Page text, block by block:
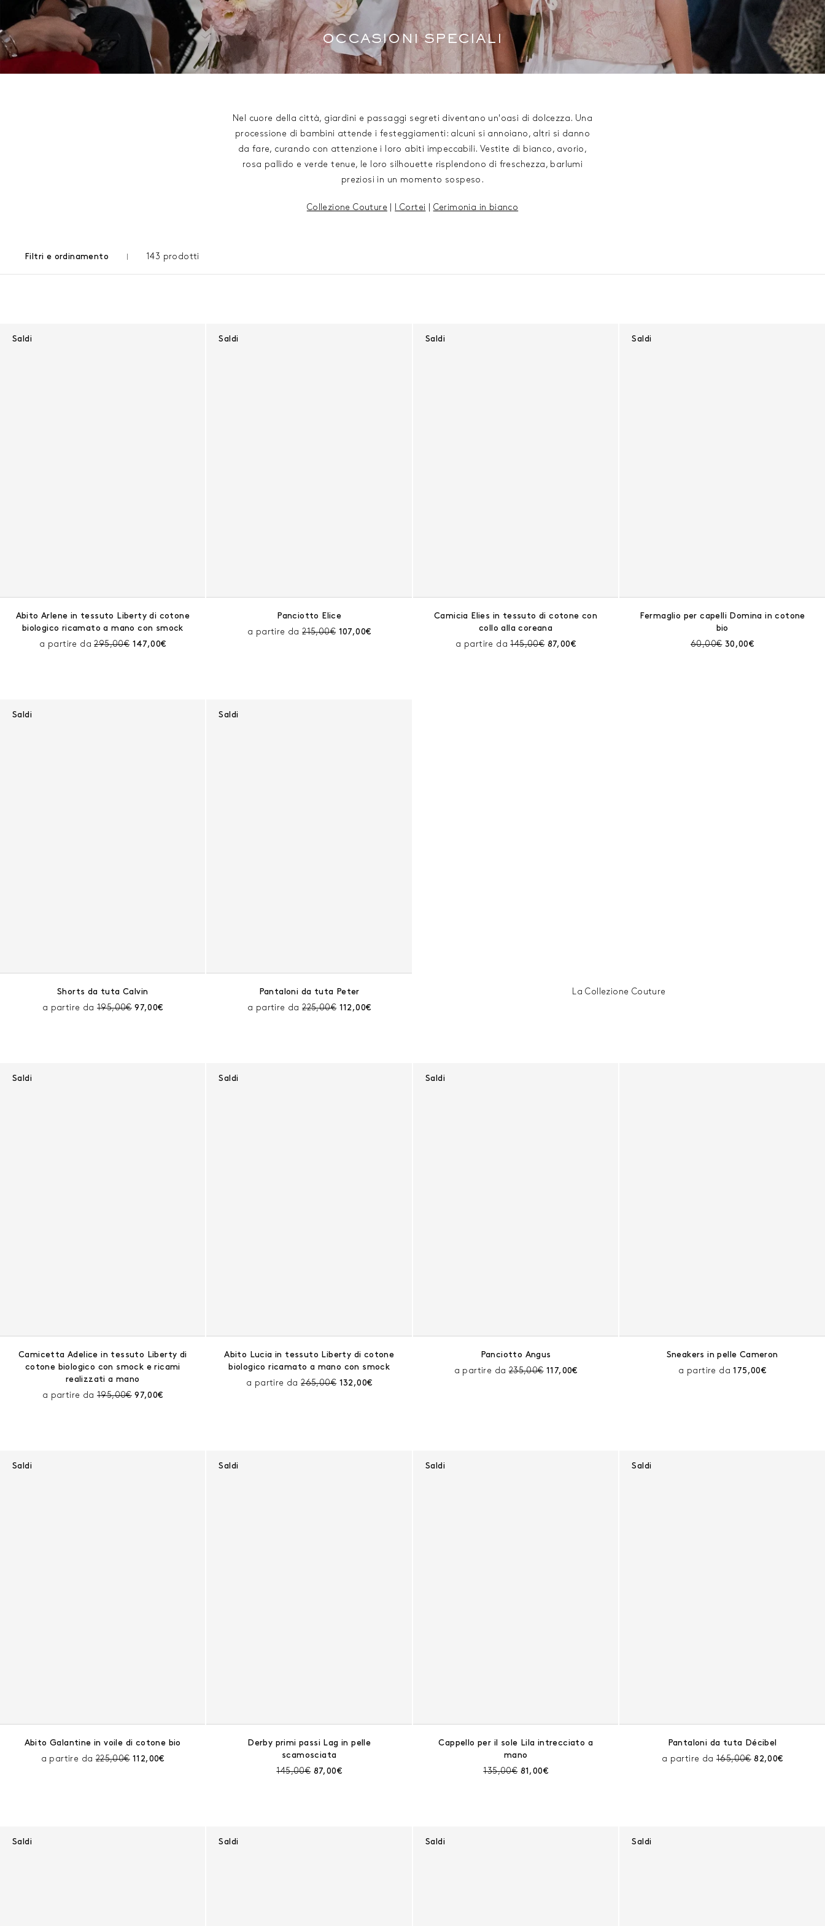
OCCASIONI SPECIALI
Nel cuore della città, giardini e passaggi segreti diventano un'oasi di dolcezza. Una
processione di bambini attende i festeggiamenti: alcuni si annoiano, altri si danno
da fare, curando con attenzione i loro abiti impeccabili. Vestite di bianco, avorio,
rosa pallido e verde tenue, le loro silhouette risplendono di freschezza, barlumi
preziosi in un momento sospeso.
Collezione Couture I Cortei Cerimonia in bianco
Filtri e ordinamento 143 prodotti
Saldi
Abito Arlene in tessuto Liberty di cotone
biologico ricamato a mano con smock
a partire daPrezzo prima dello sconto:
295,00€ Prezzo corrente:
147,00€
Saldi
Panciotto Elice
a partire daPrezzo prima dello sconto:
215,00€ Prezzo corrente:
107,00€
Saldi
Camicia Elies in tessuto di cotone con
collo alla coreana
a partire daPrezzo prima dello sconto:
145,00€ Prezzo corrente:
87,00€
Saldi
Fermaglio per capelli Domina in cotone
bio
Prezzo prima dello sconto:
60,00€ Prezzo corrente:
30,00€
Saldi
Shorts da tuta Calvin
a partire daPrezzo prima dello sconto:
195,00€ Prezzo corrente:
97,00€
Saldi
Pantaloni da tuta Peter
a partire daPrezzo prima dello sconto:
225,00€ Prezzo corrente:
112,00€
La Collezione Couture
Saldi
Camicetta Adelice in tessuto Liberty di
cotone biologico con smock e ricami
realizzati a mano
a partire daPrezzo prima dello sconto:
195,00€ Prezzo corrente:
97,00€
Saldi
Abito Lucia in tessuto Liberty di cotone
biologico ricamato a mano con smock
a partire daPrezzo prima dello sconto:
265,00€ Prezzo corrente:
132,00€
Saldi
Panciotto Angus
a partire daPrezzo prima dello sconto:
235,00€ Prezzo corrente:
117,00€
Sneakers in pelle Cameron
a partire daPrezzo corrente:
175,00€
Saldi
Abito Galantine in voile di cotone bio
a partire daPrezzo prima dello sconto:
225,00€ Prezzo corrente:
112,00€
Saldi
Derby primi passi Lag in pelle
scamosciata
Prezzo prima dello sconto:
145,00€ Prezzo corrente:
87,00€
Saldi
Cappello per il sole Lila intrecciato a
mano
Prezzo prima dello sconto:
135,00€ Prezzo corrente:
81,00€
Saldi
Pantaloni da tuta Décibel
a partire da Prezzo prima dello
165,00€ Prezzo
82,00€
Saldi Saldi Saldi Saldi